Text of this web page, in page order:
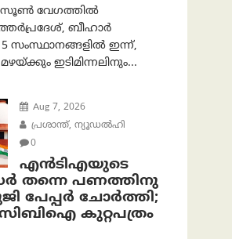
വേഗത്തിൽ
ബീഹാർ
സംസ്ഥാനങ്ങളിൽ ഇന്ന്,
ഇടിമിന്നലിനും...
Aug 7, 2026
പ്രശാന്ത്, ന്യൂഡല്‍ഹി
0
എൻ‌ടി‌എയുടെ
തന്നെ പണത്തിനു
പേപ്പർ ചോർത്തി;
കുറ്റപത്രം